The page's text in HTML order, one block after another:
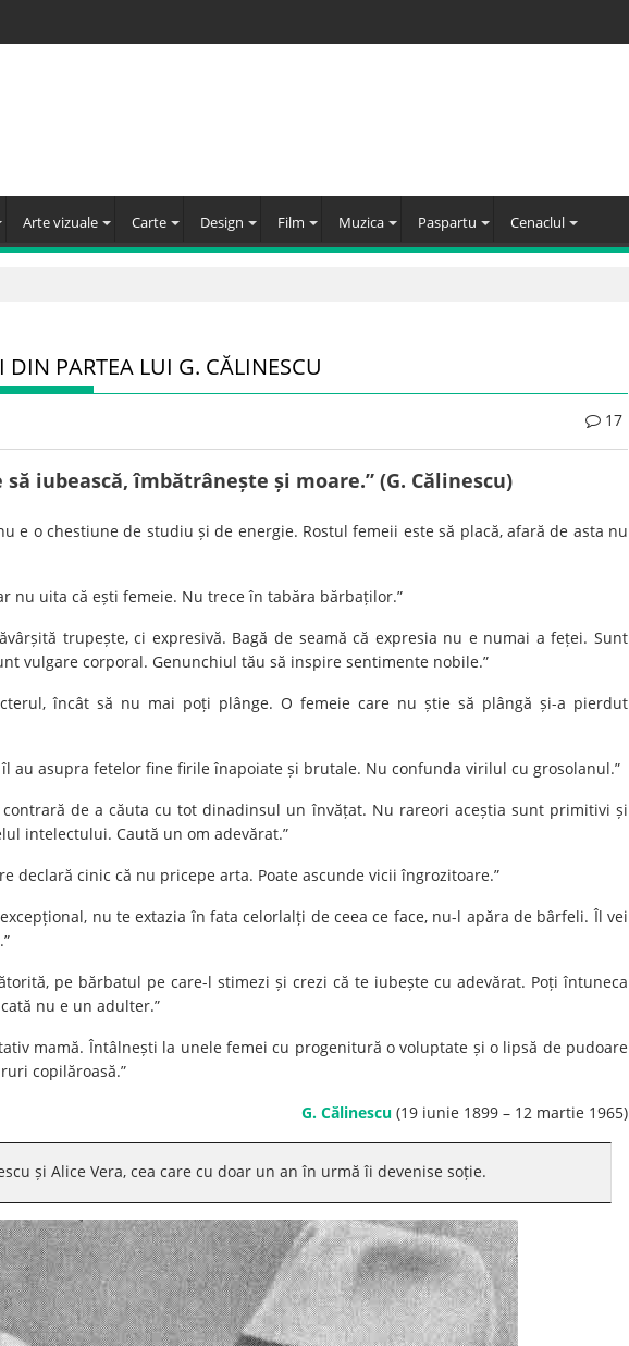
Arte vizuale Carte Design Film Muzica Paspartu Cenaclul
DIN PARTEA LUI G. CĂLINESCU
17
iubească, îmbătrânește și moare.” (G. Călinescu)
e o chestiune de studiu și de energie. Rostul femeii este să placă, afară de asta nu
nu uita că ești femeie. Nu trece în tabăra bărbaților.”
trupește, ci expresivă. Bagă de seamă că expresia nu e numai a feței. Sunt
vulgare corporal. Genunchiul tău să inspire sentimente nobile.”
încât să nu mai poți plânge. O femeie care nu știe să plângă și-a pierdut
au asupra fetelor fine firile înapoiate și brutale. Nu confunda virilul cu grosolanul.”
contrară de a căuta cu tot dinadinsul un învățat. Nu rareori aceștia sunt primitivi și
intelectului. Caută un om adevărat.”
declară cinic că nu pricepe arta. Poate ascunde vicii îngrozitoare.”
nu te extazia în fata celorlalți de ceea ce face, nu-l apăra de bârfeli. Îl vei
pe bărbatul pe care-l stimezi și crezi că te iubește cu adevărat. Poți întuneca
nu e un adulter.”
mamă. Întâlnești la unele femei cu progenitură o voluptate și o lipsă de pudoare
copilăroasă.”
G. Călinescu (19 iunie 1899 – 12 martie 1965)
și Alice Vera, cea care cu doar un an în urmă îi devenise soție.